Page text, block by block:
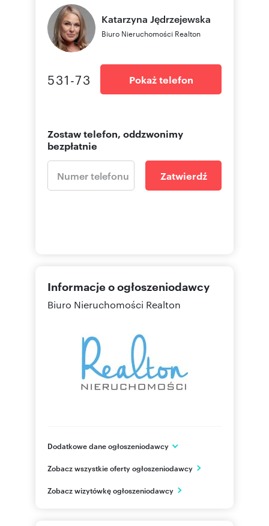
Katarzyna Jędrzejewska
Biuro Nieruchomości Realton
531-73 Pokaż telefon
Zostaw telefon, oddzwonimy
bezpłatnie
Zatwierdź
Informacje o ogłoszeniodawcy
Biuro Nieruchomości Realton
Dodatkowe dane ogłoszeniodawcy
Katowice
PL
Zobacz wszystkie oferty ogłoszeniodawcy
Zobacz wizytówkę ogłoszeniodawcy